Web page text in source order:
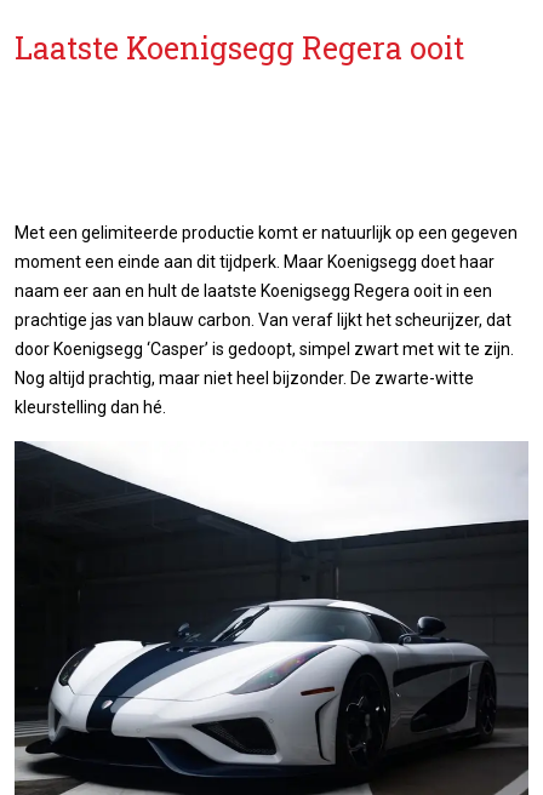
Laatste Koenigsegg Regera ooit
Met een gelimiteerde productie komt er natuurlijk op een gegeven
moment een einde aan dit tijdperk. Maar Koenigsegg doet haar
naam eer aan en hult de laatste Koenigsegg Regera ooit in een
prachtige jas van blauw carbon. Van veraf lijkt het scheurijzer, dat
door Koenigsegg ‘Casper’ is gedoopt, simpel zwart met wit te zijn.
Nog altijd prachtig, maar niet heel bijzonder. De zwarte-witte
kleurstelling dan hé.